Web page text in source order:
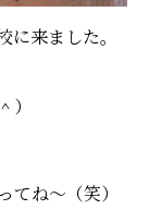
来ました。
ね～（笑）